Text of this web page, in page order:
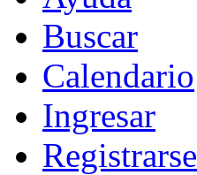
Buscar
Calendario
Ingresar
Registrarse